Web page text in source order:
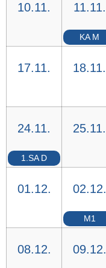
10.11. 11.11.
KA M
17.11. 18.11.
24.11.
1.SA D
25.11.
01.12. 02.12.
M1
08.12. 09.12.